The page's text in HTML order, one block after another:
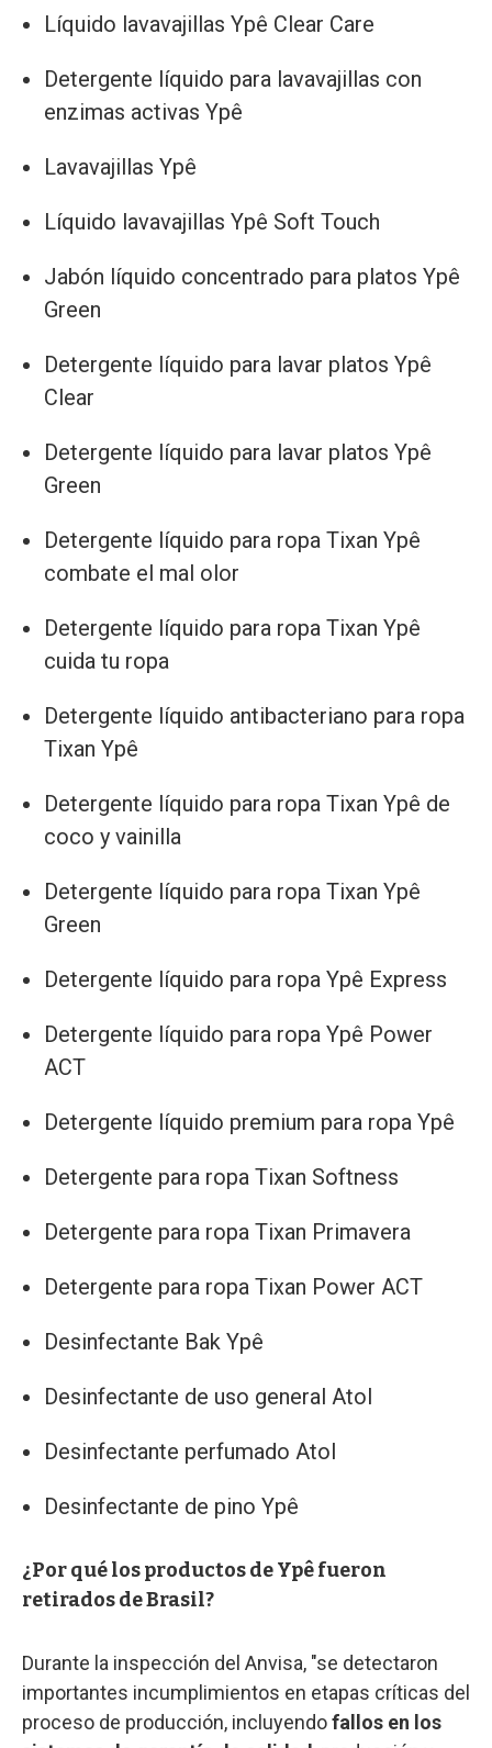
Líquido lavavajillas Ypê Clear Care
Detergente líquido para lavavajillas con
enzimas activas Ypê
Lavavajillas Ypê
Líquido lavavajillas Ypê Soft Touch
Jabón líquido concentrado para platos Ypê
Green
Detergente líquido para lavar platos Ypê
Clear
Detergente líquido para lavar platos Ypê
Green
Detergente líquido para ropa Tixan Ypê
combate el mal olor
Detergente líquido para ropa Tixan Ypê
cuida tu ropa
Detergente líquido antibacteriano para ropa
Tixan Ypê
Detergente líquido para ropa Tixan Ypê de
coco y vainilla
Detergente líquido para ropa Tixan Ypê
Green
Detergente líquido para ropa Ypê Express
Detergente líquido para ropa Ypê Power
ACT
Detergente líquido premium para ropa Ypê
Detergente para ropa Tixan Softness
Detergente para ropa Tixan Primavera
Detergente para ropa Tixan Power ACT
Desinfectante Bak Ypê
Desinfectante de uso general Atol
Desinfectante perfumado Atol
Desinfectante de pino Ypê
¿Por qué los productos de Ypê fueron
retirados de Brasil?
Durante la inspección del Anvisa, "se detectaron
importantes incumplimientos en etapas críticas del
proceso de producción, incluyendofallos en los